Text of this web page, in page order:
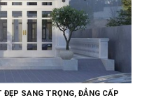
SANG TRỌNG, ĐẲNG CẤP